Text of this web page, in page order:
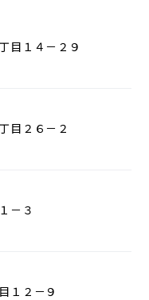
目１４－２９
目２６－２
－３
１２－９